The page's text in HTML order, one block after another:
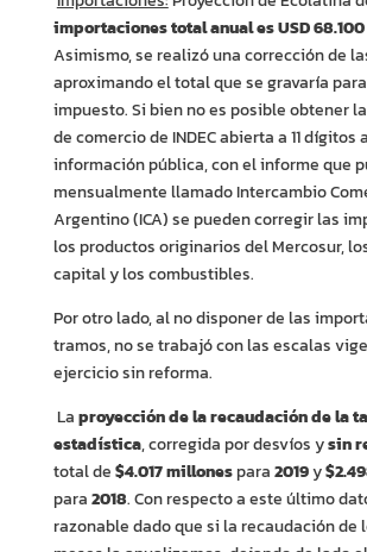
importaciones total anual es USD
Asimismo, se realizó una corrección de
aproximando el total que se gravaría
impuesto. Si bien no es posible obtener
de comercio de INDEC abierta a 11 dígitos
información pública, con el informe que
mensualmente llamado Intercambio
Argentino (ICA) se pueden corregir las
los productos originarios del Mercosur,
capital y los combustibles.
Por otro lado, al no disponer de las
tramos, no se trabajó con las escalas
ejercicio sin reforma.
Laproyección de la recaudación de la
estadística, corregida por desvíos ysin
total de$4.017 millonespara2019y
para2018. Con respecto a este último
razonable dado que si la recaudación de